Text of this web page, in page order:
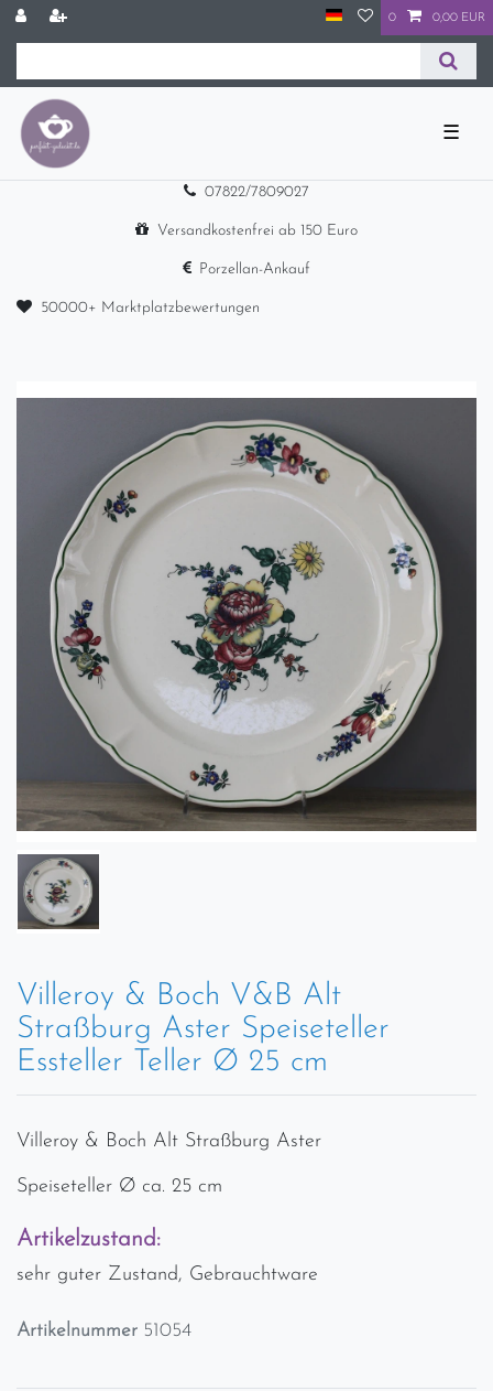
0 0,00 EUR
☰
07822/7809027
Versandkostenfrei ab 150 Euro
Porzellan-Ankauf
50000+ Marktplatzbewertungen
Villeroy & Boch V&B Alt
Straßburg Aster Speiseteller
Essteller Teller Ø 25 cm
Villeroy & Boch Alt Straßburg Aster
Speiseteller Ø ca. 25 cm
Artikelzustand:
sehr guter Zustand, Gebrauchtware
Artikelnummer 51054